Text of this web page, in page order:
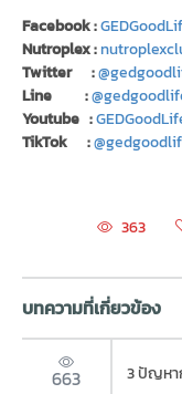
Facebook :
Nutroplex :
Twitter :
Line :
Youtube :
TikTok :
363
บทความที่เกี่ยวข้อง
663 3 ปัญหา